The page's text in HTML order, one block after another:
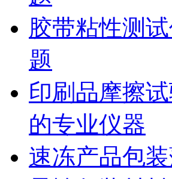
胶带粘性测
题
印刷品摩擦
的专业仪器
速冻产品包